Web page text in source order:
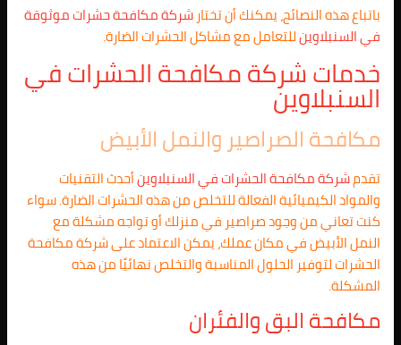
باتباع هذه النصائح، يمكنك أن تختارشركة مكافحة حشرات موثوقة
فيالسنبلاوينللتعامل مع مشاكل الحشرات الضارة.
خدمات شركة مكافحة الحشرات في
السنبلاوين
مكافحة الصراصير والنمل الأبيض
تقدمشركة مكافحة الحشرات فيالسنبلاوينأحدث التقنيات
والمواد الكيميائية الفعالة للتخلص من هذه الحشرات الضارة. سواء
كنت تعاني من وجود صراصير في منزلك أو تواجه مشكلة مع
النمل الأبيض في مكان عملك، يمكن الاعتماد على شركة مكافحة
الحشرات لتوفير الحلول المناسبة والتخلص نهائيًا من هذه
المشكلة.
مكافحة البق والفئران